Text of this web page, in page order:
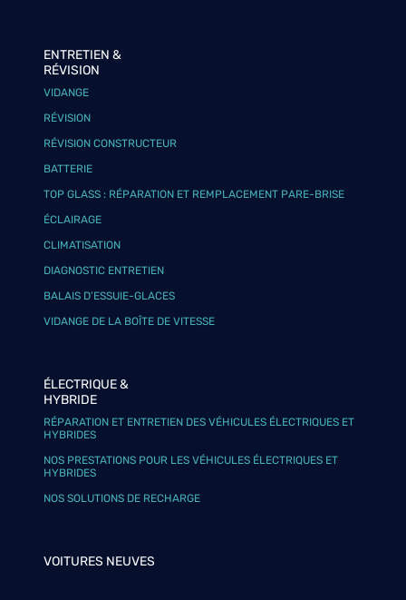
ENTRETIEN &
RÉVISION
VIDANGE
RÉVISION
RÉVISION CONSTRUCTEUR
BATTERIE
TOP GLASS : RÉPARATION ET REMPLACEMENT PARE-BRISE
ÉCLAIRAGE
CLIMATISATION
DIAGNOSTIC ENTRETIEN
BALAIS D’ESSUIE-GLACES
VIDANGE DE LA BOÎTE DE VITESSE
ÉLECTRIQUE &
HYBRIDE
RÉPARATION ET ENTRETIEN DES VÉHICULES ÉLECTRIQUES ET
HYBRIDES
NOS PRESTATIONS POUR LES VÉHICULES ÉLECTRIQUES ET
HYBRIDES
NOS SOLUTIONS DE RECHARGE
VOITURES NEUVES